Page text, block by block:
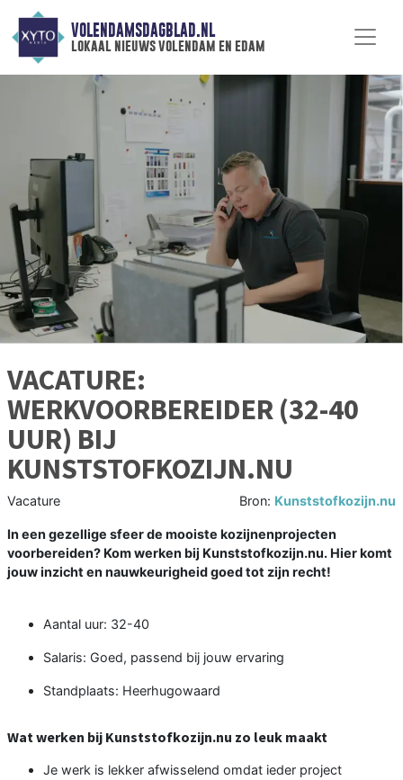
VOLENDAMSDAGBLAD.NL
lokaal nieuws volendam en edam
VACATURE:
WERKVOORBEREIDER (32-40
UUR) BIJ
KUNSTSTOFKOZIJN.NU
Vacature Bron: Kunststofkozijn.nu
In een gezellige sfeer de mooiste kozijnenprojecten
voorbereiden? Kom werken bij Kunststofkozijn.nu. Hier komt
jouw inzicht en nauwkeurigheid goed tot zijn recht!
Aantal uur: 32-40
Salaris: Goed, passend bij jouw ervaring
Standplaats: Heerhugowaard
Wat werken bij Kunststofkozijn.nu zo leuk maakt
Je werk is lekker afwisselend omdat ieder project